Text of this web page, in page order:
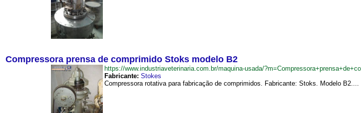
Compressora prensa de comprimido Stoks modelo B2
https://www.industriaveterinaria.com.br/maquina-usada/
Fabricante: Stokes
Compressora rotativa para fabricação de comprimidos. Fabricante: Stoks. Modelo B2....